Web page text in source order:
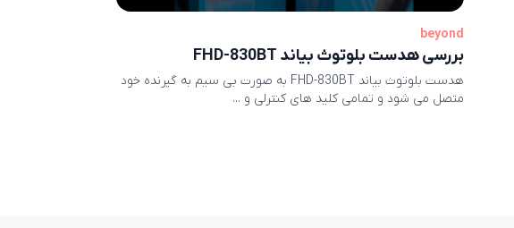
beyond
بررسی هدست بلوتوث بیاند FHD-830BT
هدست بلوتوث بیاند FHD-830BT به صورت بی سیم به گیرنده خود
متصل می شود و تمامی کلید های کنترلی و ...